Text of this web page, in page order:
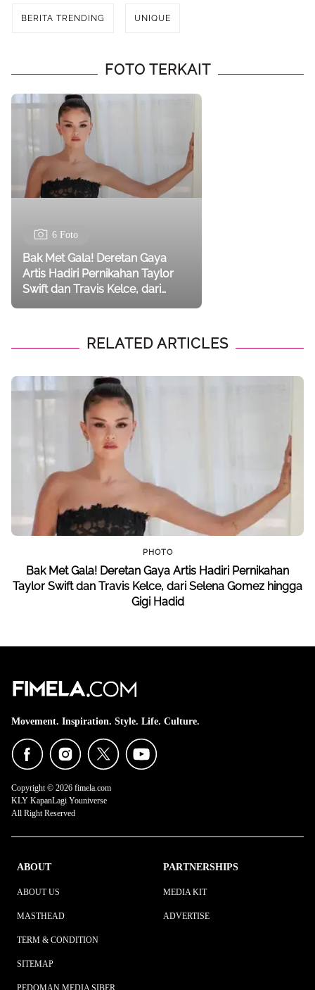
BERITA TRENDING UNIQUE
FOTO TERKAIT
6 Foto
Bak Met Gala! Deretan Gaya
Artis Hadiri Pernikahan Taylor
Swift dan Travis Kelce, dari
RELATED ARTICLES
PHOTO
Bak Met Gala! Deretan Gaya Artis Hadiri Pernikahan
Taylor Swift dan Travis Kelce, dari Selena Gomez hingga
Gigi Hadid
Movement. Inspiration. Style. Life. Culture.
Copyright © 2026 fimela.com
KLY KapanLagi Youniverse
All Right Reserved
ABOUT
ABOUT US
MASTHEAD
TERM & CONDITION
SITEMAP
PEDOMAN MEDIA SIBER
PARTNERSHIPS
MEDIA KIT
ADVERTISE